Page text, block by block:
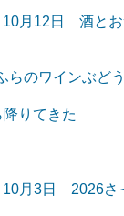
10月12日 酒と
のワインぶど
りてきた
10月3日 2026さ